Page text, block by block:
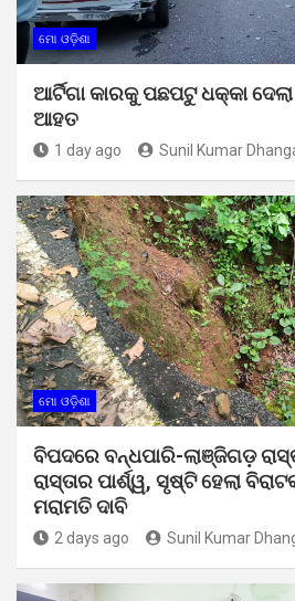
ମୋ ଓଡ଼ିଶା
ଆର୍ଟିଗା କାରକୁ ପଛପଟୁ ଧକ୍କା
ଆହତ
1 day ago Sunil Kumar
ମୋ ଓଡ଼ିଶା
ବିପଦରେ ବନ୍ଧପାରି-ଲାଞ୍ଜିଗଡ଼
ରାସ୍ତାର ପାର୍ଶ୍ୱ, ସୃଷ୍ଟି ହେଲା
ମରାମତି ଦାବି
2 days ago Sunil Kumar